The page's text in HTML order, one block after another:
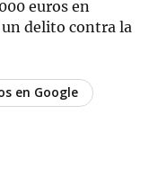
euros en
delito contra la
en Google